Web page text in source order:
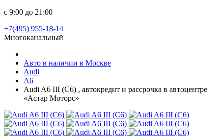
с 9:00 до 21:00
+7(495) 955-18-14
Многоканальный
Авто в наличии в Москве
Audi
A6
Audi A6 III (C6) , автокредит и рассрочка в автоцентре
«Астар Моторс»